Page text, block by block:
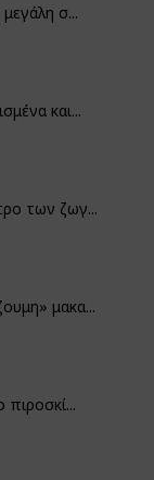
σ...
και...
των ζωγ...
μακα...